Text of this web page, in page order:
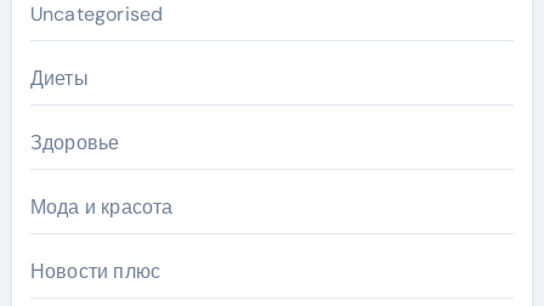
Uncategorised
Диеты
Здоровье
Мода и красота
Новости плюс